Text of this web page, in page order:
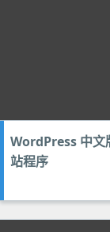
WordPress 中文
站程序